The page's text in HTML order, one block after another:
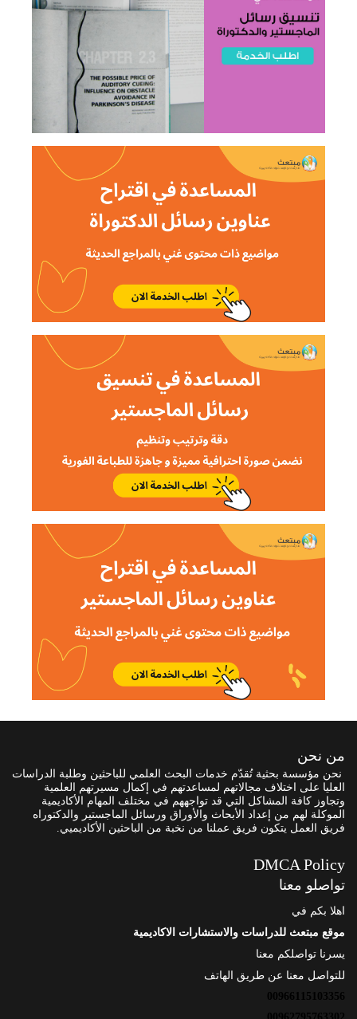
من نحن
نحن مؤسسة بحثية تُقدّم خدمات البحث العلمي للباحثين وطلبة الدراسات
العليا على اختلاف مجالاتهم لمساعدتهم في إكمال مسيرتهم العلمية
وتجاوز كافة المشاكل التي قد تواجههم في مختلف المهام الأكاديمية
الموكلة لهم من إعداد الأبحاث والأوراق ورسائل الماجستير والدكتوراه
فريق العمل يتكون فريق عملنا من نخبة من الباحثين الأكاديميي.
DMCA Policy
تواصلو معنا
اهلا بكم في
موقع مبتعث للدراسات والاستشارات الاكاديمية
يسرنا تواصلكم معنا
للتواصل معنا عن طريق الهاتف
00966115103356